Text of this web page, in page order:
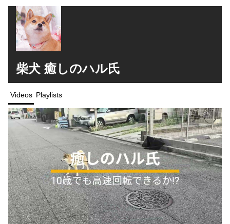
柴犬 癒しのハル氏
Videos Playlists